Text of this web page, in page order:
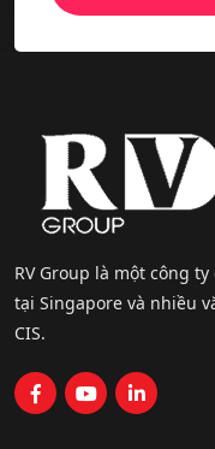
RV Group là một công
tại Singapore và nhiều
CIS.